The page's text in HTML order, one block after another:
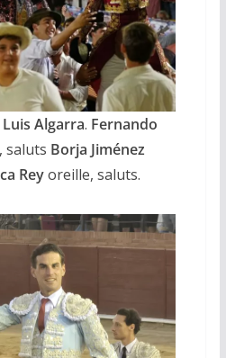
Luis Algarra. Fernando
saluts Borja Jiménez
Reyoreille, saluts.